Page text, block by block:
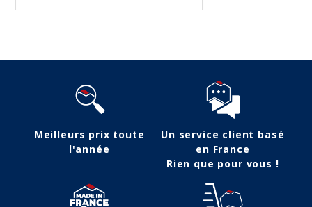
Meilleurs prix toute
l'année
Un service client basé
en France
Rien que pour vous !